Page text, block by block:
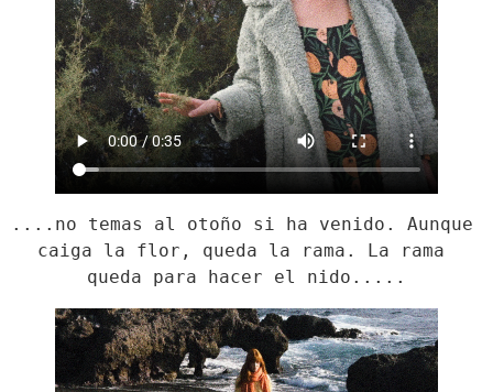
....no temas al otoño si ha venido. Aunque
caiga la flor, queda la rama. La rama
queda para hacer el nido.....